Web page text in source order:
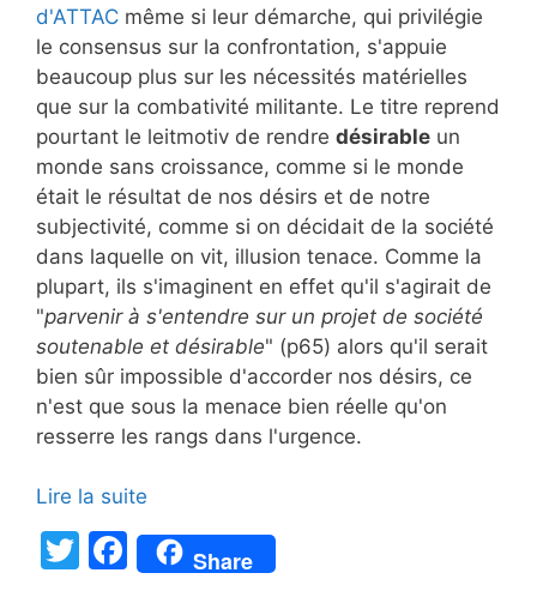
d'ATTAC même si leur démarche, qui privilégie
le consensus sur la confrontation, s'appuie
beaucoup plus sur les nécessités matérielles
que sur la combativité militante. Le titre reprend
pourtant le leitmotiv de rendre désirable un
monde sans croissance, comme si le monde
était le résultat de nos désirs et de notre
subjectivité, comme si on décidait de la société
dans laquelle on vit, illusion tenace. Comme la
plupart, ils s'imaginent en effet qu'il s'agirait de
"parvenir à s'entendre sur un projet de société
soutenable et désirable" (p65) alors qu'il serait
bien sûr impossible d'accorder nos désirs, ce
n'est que sous la menace bien réelle qu'on
resserre les rangs dans l'urgence.
Lire la suite
T
F
a
Share